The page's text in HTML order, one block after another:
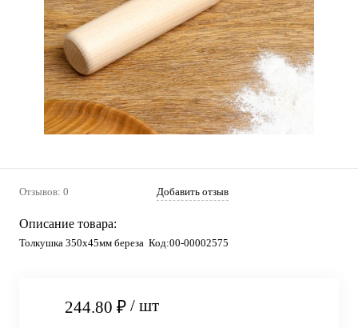
Отзывов: 0 Добавить отзыв
Описание товара:
Толкушка 350х45мм береза Код:00-00002575
244.80 ₽ / шт